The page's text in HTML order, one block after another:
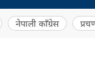
नेपाली काँग्रेस